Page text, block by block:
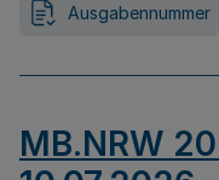
Ausgabennummer
MB.NRW